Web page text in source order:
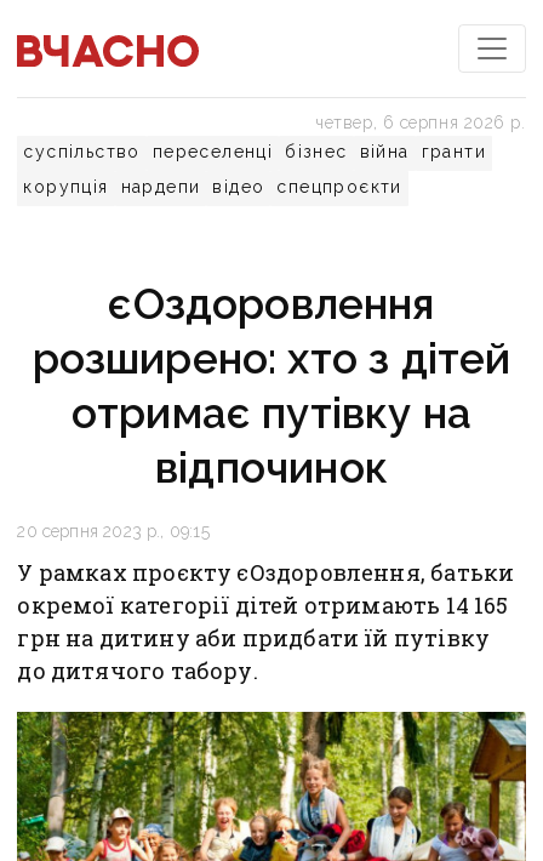
суспільство переселенці бізнес війна
гранти
корупція
нардепи відео спецпроєкти
четвер, 6 серпня 2026 р.
єОздоровлення
розширено: хто з дітей
отримає путівку на
відпочинок
20 серпня 2023 р., 09:15
У рамках проєкту єОздоровлення, батьки
окремої категорії дітей отримають 14 165
грн на дитину аби придбати їй путівку
до дитячого табору.